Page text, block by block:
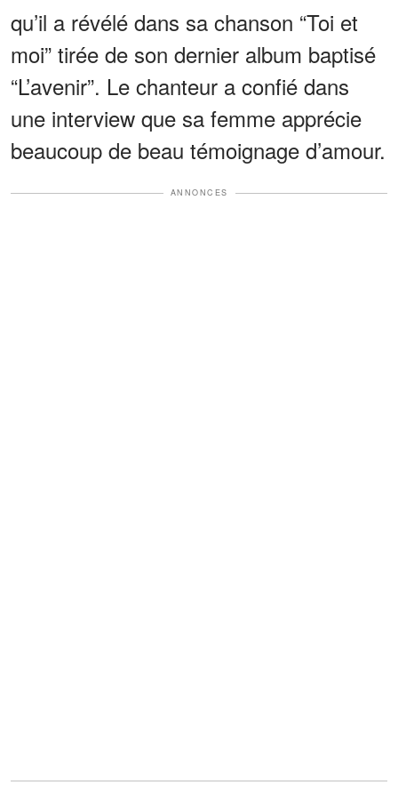
qu’il a révélé dans sa chanson “Toi et
moi” tirée de son dernier album baptisé
“L’avenir”. Le chanteur a confié dans
une interview que sa femme apprécie
beaucoup de beau témoignage d’amour.
ANNONCES